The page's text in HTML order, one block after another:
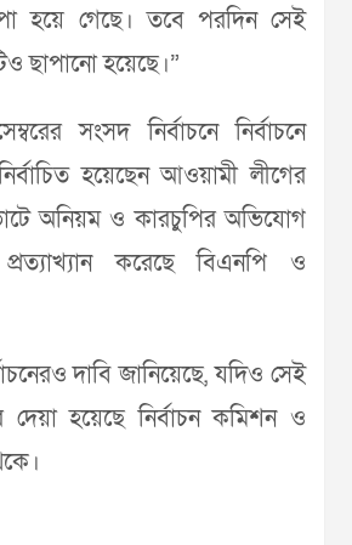
হয়ে গেছে। তবে পরদিন সেই
ছাপানো হয়েছে।”
সংসদ নির্বাচনে নির্বাচনে
হয়েছেন আওয়ামী লীগের
অনিয়ম ও কারচুপির অভিযোগ
করেছে বিএনপি ও
দাবি জানিয়েছে, যদিও সেই
হয়েছে নির্বাচন কমিশন ও